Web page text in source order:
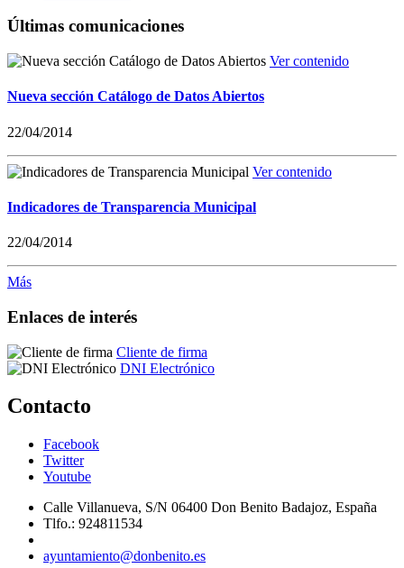
Últimas comunicaciones
Ver contenido
Nueva sección Catálogo de Datos Abiertos
22/04/2014
Ver contenido
Indicadores de Transparencia Municipal
22/04/2014
Más
Enlaces de interés
Cliente de firma
DNI Electrónico
Contacto
Facebook
Twitter
Youtube
Calle Villanueva, S/N 06400 Don Benito Badajoz, España
Tlfo.: 924811534
ayuntamiento@donbenito.es